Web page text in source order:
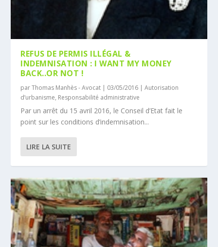
REFUS DE PERMIS ILLÉGAL &
INDEMNISATION : I WANT MY MONEY
BACK..OR NOT !
parThomas Manhès - Avocat | 03/05/2016 |Autorisation
d’urbanisme, Responsabilité administrative
Par un arrêt du 15 avril 2016, le Conseil d’Etat fait le
point sur les conditions d’indemnisation...
LIRE LA SUITE